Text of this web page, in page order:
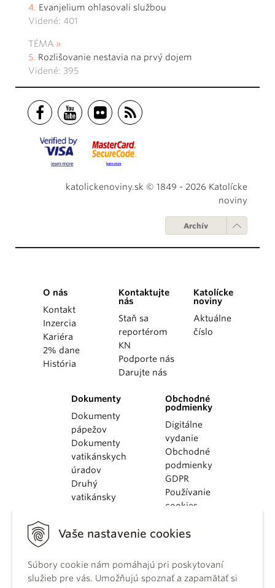
Vaše nastavenie cookies
Súbory cookie nám pomáhajú pri poskytovaní
služieb pre vás. Umožňujú spoznať a zapamätať si
Evanjelium ohlasovali službou
Videné: 401
TÉMA
Rozlišovanie nestavia na prvý dojem
Videné: 395
katolickenoviny.sk © 1849 - 2026 Katolícke
noviny
Archív
O nás
Kontakt
Inzercia
Kariéra
2% dane
História
Kontaktujte
nás
Staň sa
reportérom
KN
Podporte nás
Darujte nás
Katolícke
noviny
Aktuálne
číslo
Dokumenty
Dokumenty
pápežov
Dokumenty
vatikánskych
úradov
Druhý
vatikánsky
KBS
kánonického
práva
Obchodné
podmienky
Digitálne
vydanie
Obchodné
podmienky
GDPR
Používanie
cookies